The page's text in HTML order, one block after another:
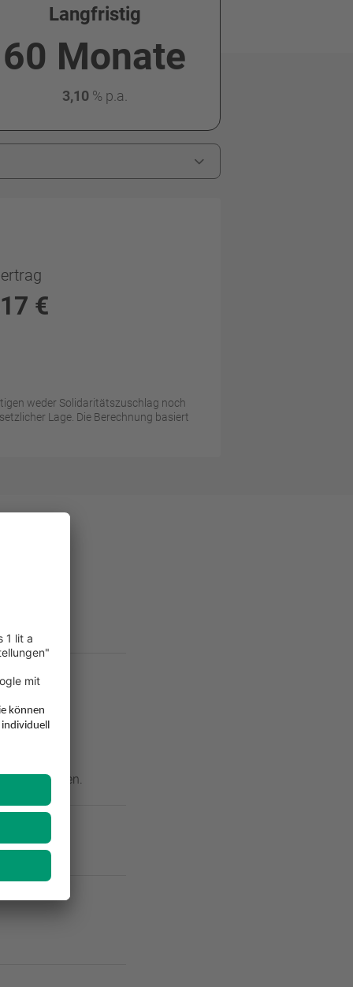
Langfristig
60 Monate
3,10 % p.a.
€
weder Solidaritätszuschlag noch
Lage. Die Berechnung basiert
weiter unten.